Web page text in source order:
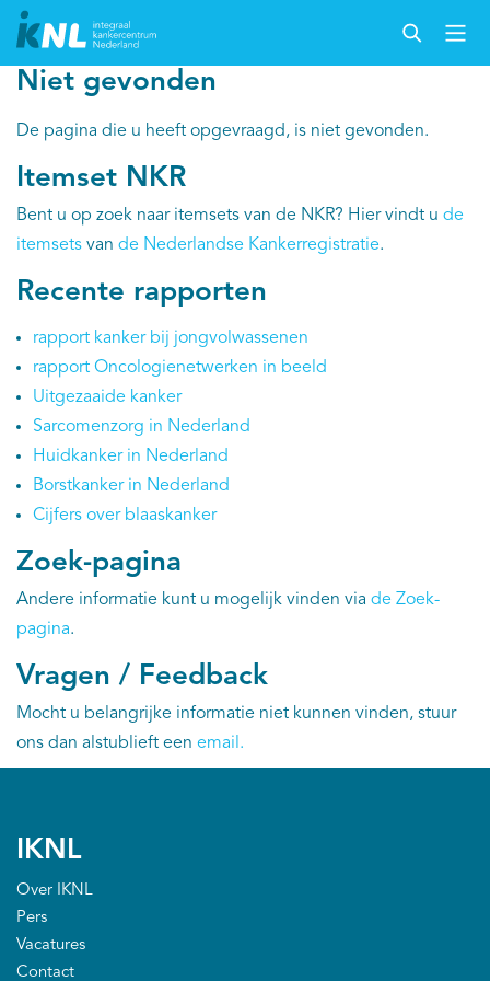
Nederlandse Kankerregistratie
Kankersoorten
Cijfers over kanker
Thema's
Over IKNL
Kanker & leven
Palliatieve zorg
IKNL and the NCR
Itemsets
Nieuws
Niet gevonden
De pagina die u heeft opgevraagd, is niet gevonden.
Itemset NKR
Bent u op zoek naar itemsets van de NKR? Hier vindt u de
itemsets van de Nederlandse Kankerregistratie.
Recente rapporten
rapport kanker bij jongvolwassenen
rapport Oncologienetwerken in beeld
Uitgezaaide kanker
Sarcomenzorg in Nederland
Huidkanker in Nederland
Borstkanker in Nederland
Cijfers over blaaskanker
Zoek-pagina
Andere informatie kunt u mogelijk vinden via de Zoek-
pagina.
Vragen / Feedback
Mocht u belangrijke informatie niet kunnen vinden, stuur
ons dan alstublieft een email.
IKNL
Over IKNL
Pers
Vacatures
Contact